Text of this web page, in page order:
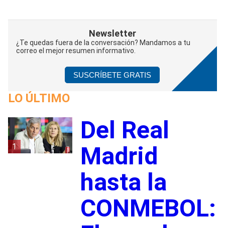
Newsletter
¿Te quedas fuera de la conversación? Mandamos a tu
correo el mejor resumen informativo.
SUSCRÍBETE GRATIS
LO ÚLTIMO
1
Del Real
Madrid
hasta la
CONMEBOL: